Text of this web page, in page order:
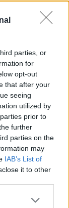
parties, or
for
opt-out
that after your
seeing
utilized by
prior to
further
parties on the
may
IAB’s List of
it to other
2014